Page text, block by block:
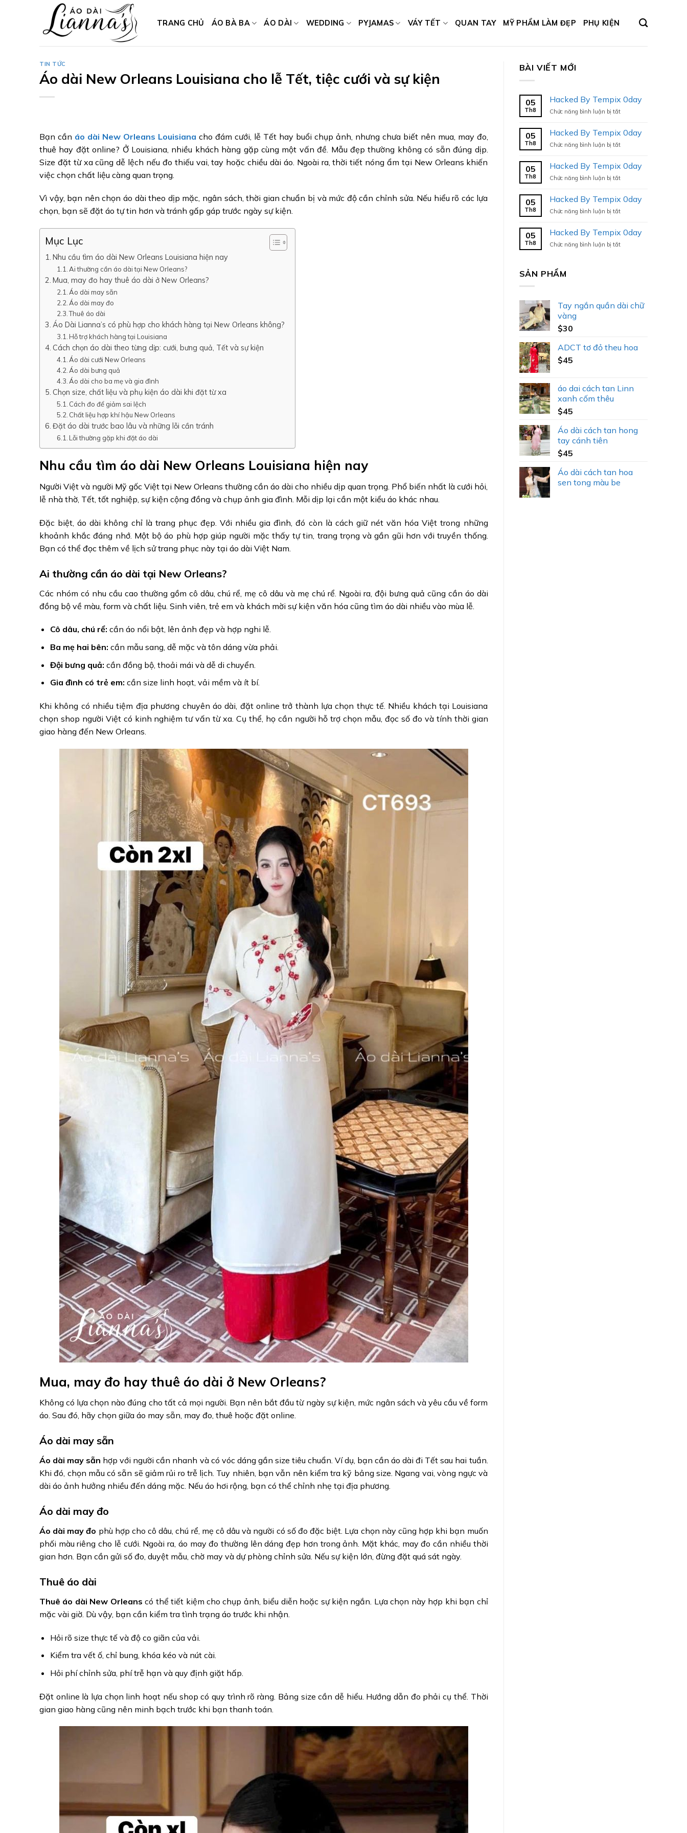
TRANG CHỦ ÁO BÀ BA ÁO DÀI WEDDING PYJAMAS VÁY TẾT QUAN TAY MỸ PHẨM LÀM ĐẸP PHỤ KIỆN
TIN TỨC
Áo dài New Orleans Louisiana cho lễ Tết, tiệc cưới và sự kiện
Bạn cần áo dài New Orleans Louisiana cho đám cưới, lễ Tết hay buổi chụp ảnh, nhưng chưa biết nên mua, may đo,
thuê hay đặt online? Ở Louisiana, nhiều khách hàng gặp cùng một vấn đề. Mẫu đẹp thường không có sẵn đúng dịp.
Size đặt từ xa cũng dễ lệch nếu đo thiếu vai, tay hoặc chiều dài áo. Ngoài ra, thời tiết nóng ẩm tại New Orleans khiến
việc chọn chất liệu càng quan trọng.
Vì vậy, bạn nên chọn áo dài theo dịp mặc, ngân sách, thời gian chuẩn bị và mức độ cần chỉnh sửa. Nếu hiểu rõ các lựa
chọn, bạn sẽ đặt áo tự tin hơn và tránh gấp gáp trước ngày sự kiện.
Mục Lục
Nhu cầu tìm áo dài New Orleans Louisiana hiện nay
Ai thường cần áo dài tại New Orleans?
Mua, may đo hay thuê áo dài ở New Orleans?
Áo dài may sẵn
Áo dài may đo
Thuê áo dài
Áo Dài Lianna’s có phù hợp cho khách hàng tại New Orleans không?
Hỗ trợ khách hàng tại Louisiana
Cách chọn áo dài theo từng dịp: cưới, bưng quả, Tết và sự kiện
Áo dài cưới New Orleans
Áo dài bưng quả
Áo dài cho ba mẹ và gia đình
Chọn size, chất liệu và phụ kiện áo dài khi đặt từ xa
Cách đo để giảm sai lệch
Chất liệu hợp khí hậu New Orleans
Đặt áo dài trước bao lâu và những lỗi cần tránh
Lỗi thường gặp khi đặt áo dài
Nhu cầu tìm áo dài New Orleans Louisiana hiện nay
Người Việt và người Mỹ gốc Việt tại New Orleans thường cần áo dài cho nhiều dịp quan trọng. Phổ biến nhất là cưới hỏi,
lễ nhà thờ, Tết, tốt nghiệp, sự kiện cộng đồng và chụp ảnh gia đình. Mỗi dịp lại cần một kiểu áo khác nhau.
Đặc biệt, áo dài không chỉ là trang phục đẹp. Với nhiều gia đình, đó còn là cách giữ nét văn hóa Việt trong những
khoảnh khắc đáng nhớ. Một bộ áo phù hợp giúp người mặc thấy tự tin, trang trọng và gần gũi hơn với truyền thống.
Bạn có thể đọc thêm về lịch sử trang phục này tại áo dài Việt Nam.
Ai thường cần áo dài tại New Orleans?
Các nhóm có nhu cầu cao thường gồm cô dâu, chú rể, mẹ cô dâu và mẹ chú rể. Ngoài ra, đội bưng quả cũng cần áo dài
đồng bộ về màu, form và chất liệu. Sinh viên, trẻ em và khách mời sự kiện văn hóa cũng tìm áo dài nhiều vào mùa lễ.
Cô dâu, chú rể: cần áo nổi bật, lên ảnh đẹp và hợp nghi lễ.
Ba mẹ hai bên: cần mẫu sang, dễ mặc và tôn dáng vừa phải.
Đội bưng quả: cần đồng bộ, thoải mái và dễ di chuyển.
Gia đình có trẻ em: cần size linh hoạt, vải mềm và ít bí.
Khi không có nhiều tiệm địa phương chuyên áo dài, đặt online trở thành lựa chọn thực tế. Nhiều khách tại Louisiana
chọn shop người Việt có kinh nghiệm tư vấn từ xa. Cụ thể, họ cần người hỗ trợ chọn mẫu, đọc số đo và tính thời gian
giao hàng đến New Orleans.
Mua, may đo hay thuê áo dài ở New Orleans?
Không có lựa chọn nào đúng cho tất cả mọi người. Bạn nên bắt đầu từ ngày sự kiện, mức ngân sách và yêu cầu về form
áo. Sau đó, hãy chọn giữa áo may sẵn, may đo, thuê hoặc đặt online.
Áo dài may sẵn
Áo dài may sẵn hợp với người cần nhanh và có vóc dáng gần size tiêu chuẩn. Ví dụ, bạn cần áo dài đi Tết sau hai tuần.
Khi đó, chọn mẫu có sẵn sẽ giảm rủi ro trễ lịch. Tuy nhiên, bạn vẫn nên kiểm tra kỹ bảng size. Ngang vai, vòng ngực và
dài áo ảnh hưởng nhiều đến dáng mặc. Nếu áo hơi rộng, bạn có thể chỉnh nhẹ tại địa phương.
Áo dài may đo
Áo dài may đo phù hợp cho cô dâu, chú rể, mẹ cô dâu và người có số đo đặc biệt. Lựa chọn này cũng hợp khi bạn muốn
phối màu riêng cho lễ cưới. Ngoài ra, áo may đo thường lên dáng đẹp hơn trong ảnh. Mặt khác, may đo cần nhiều thời
gian hơn. Bạn cần gửi số đo, duyệt mẫu, chờ may và dự phòng chỉnh sửa. Nếu sự kiện lớn, đừng đặt quá sát ngày.
Thuê áo dài
Thuê áo dài New Orleans có thể tiết kiệm cho chụp ảnh, biểu diễn hoặc sự kiện ngắn. Lựa chọn này hợp khi bạn chỉ
mặc vài giờ. Dù vậy, bạn cần kiểm tra tình trạng áo trước khi nhận.
Hỏi rõ size thực tế và độ co giãn của vải.
Kiểm tra vết ố, chỉ bung, khóa kéo và nút cài.
Hỏi phí chỉnh sửa, phí trễ hạn và quy định giặt hấp.
Đặt online là lựa chọn linh hoạt nếu shop có quy trình rõ ràng. Bảng size cần dễ hiểu. Hướng dẫn đo phải cụ thể. Thời
gian giao hàng cũng nên minh bạch trước khi bạn thanh toán.
BÀI VIẾT MỚI
05
Th8
Hacked By Tempix 0day
Chức năng bình luận bị tắtở
Tempix
0day
05
Th8
Hacked By Tempix 0day
Chức năng bình luận bị tắtở
Tempix
0day
05
Th8
Hacked By Tempix 0day
Chức năng bình luận bị tắtở
Tempix
0day
05
Th8
Hacked By Tempix 0day
Chức năng bình luận bị tắtở
Tempix
0day
05
Th8
Hacked By Tempix 0day
Chức năng bình luận bị tắtở
SẢN PHẨM
Tay ngắn quần dài chữ
vàng
$30
ADCT tơ đỏ theu hoa
$45
áo dai cách tan Linn
xanh cốm thêu
$45
Áo dài cách tan hong
tay cánh tiên
$45
Áo dài cách tan hoa
sen tong màu be